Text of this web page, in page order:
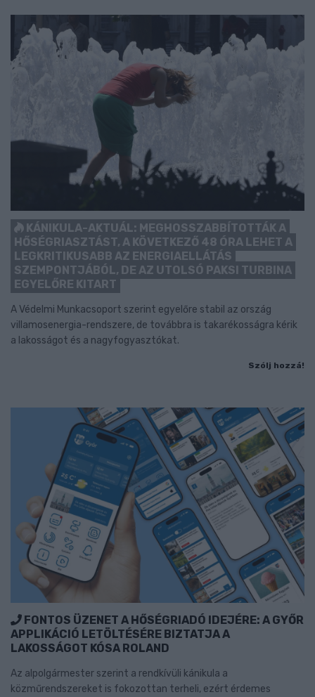
KÁNIKULA-AKTUÁL: MEGHOSSZABBÍTOTTÁK A
HŐSÉGRIASZTÁST, A KÖVETKEZŐ 48 ÓRA LEHET A
LEGKRITIKUSABB AZ ENERGIAELLÁTÁS
SZEMPONTJÁBÓL, DE AZ UTOLSÓ PAKSI TURBINA
EGYELŐRE KITART
A Védelmi Munkacsoport szerint egyelőre stabil az ország
villamosenergia-rendszere, de továbbra is takarékosságra kérik
a lakosságot és a nagyfogyasztókat.
Szólj hozzá!
FONTOS ÜZENET A HŐSÉGRIADÓ IDEJÉRE: A GYŐR
APPLIKÁCIÓ LETÖLTÉSÉRE BIZTATJA A
LAKOSSÁGOT KÓSA ROLAND
Az alpolgármester szerint a rendkívüli kánikula a
közműrendszereket is fokozottan terheli, ezért érdemes